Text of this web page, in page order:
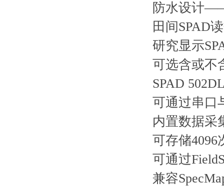
防水设计
田间SPAD
研究显示
可选含或不
SPAD
可通过串口
内置数据采
可存储4096
可通过
兼容